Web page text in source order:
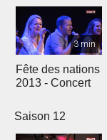
3 min
Fête des nations
2013 - Concert
Saison 12